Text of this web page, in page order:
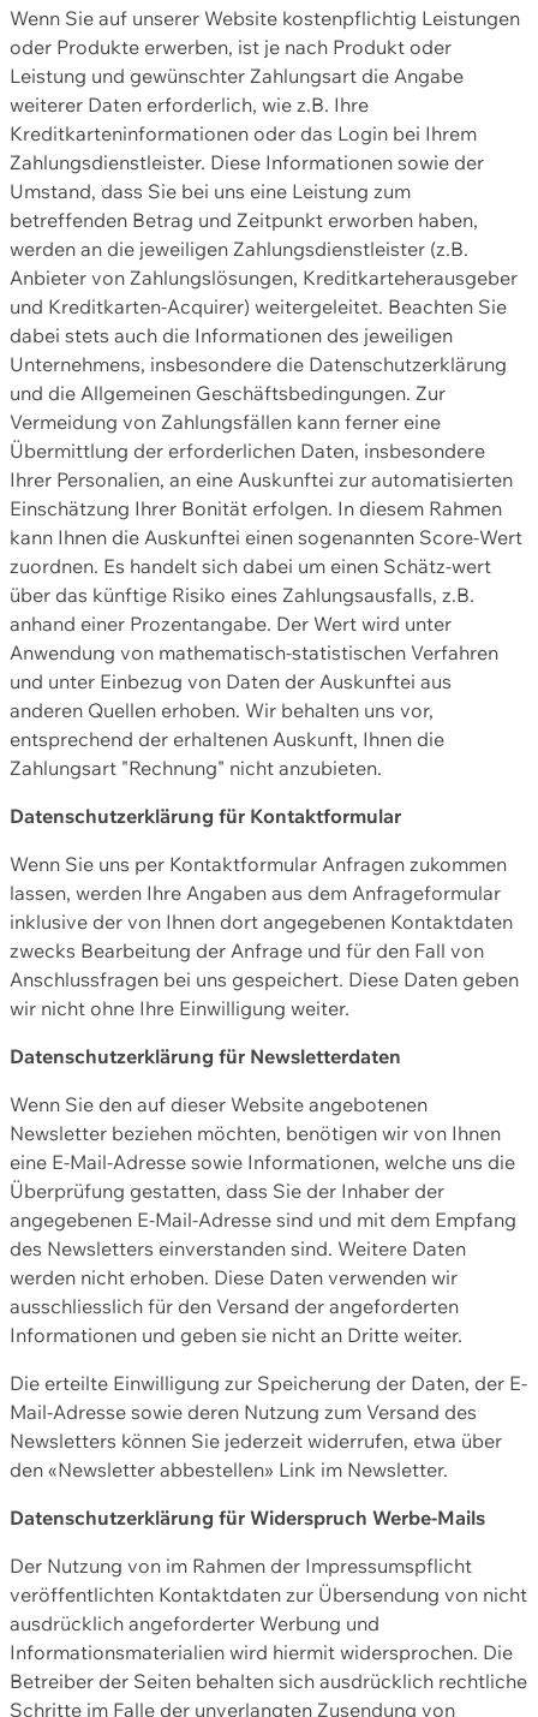
Wenn Sie auf unserer Website kostenpflichtig Leistungen
oder Produkte erwerben, ist je nach Produkt oder
Leistung und gewünschter Zahlungsart die Angabe
weiterer Daten erforderlich, wie z.B. Ihre
Kreditkarteninformationen oder das Login bei Ihrem
Zahlungsdienstleister. Diese Informationen sowie der
Umstand, dass Sie bei uns eine Leistung zum
betreffenden Betrag und Zeitpunkt erworben haben,
werden an die jeweiligen Zahlungsdienstleister (z.B.
Anbieter von Zahlungslösungen, Kreditkarteherausgeber
und Kreditkarten-Acquirer) weitergeleitet. Beachten Sie
dabei stets auch die Informationen des jeweiligen
Unternehmens, insbesondere die Datenschutzerklärung
und die Allgemeinen Geschäftsbedingungen. Zur
Vermeidung von Zahlungsfällen kann ferner eine
Übermittlung der erforderlichen Daten, insbesondere
Ihrer Personalien, an eine Auskunftei zur automatisierten
Einschätzung Ihrer Bonität erfolgen. In diesem Rahmen
kann Ihnen die Auskunftei einen sogenannten Score-Wert
zuordnen. Es handelt sich dabei um einen Schätz-wert
über das künftige Risiko eines Zahlungsausfalls, z.B.
anhand einer Prozentangabe. Der Wert wird unter
Anwendung von mathematisch-statistischen Verfahren
und unter Einbezug von Daten der Auskunftei aus
anderen Quellen erhoben. Wir behalten uns vor,
entsprechend der erhaltenen Auskunft, Ihnen die
Zahlungsart "Rechnung" nicht anzubieten.
Datenschutzerklärung für Kontaktformular
Wenn Sie uns per Kontaktformular Anfragen zukommen
lassen, werden Ihre Angaben aus dem Anfrageformular
inklusive der von Ihnen dort angegebenen Kontaktdaten
zwecks Bearbeitung der Anfrage und für den Fall von
Anschlussfragen bei uns gespeichert. Diese Daten geben
wir nicht ohne Ihre Einwilligung weiter.
Datenschutzerklärung für Newsletterdaten
Wenn Sie den auf dieser Website angebotenen
Newsletter beziehen möchten, benötigen wir von Ihnen
eine E-Mail-Adresse sowie Informationen, welche uns die
Überprüfung gestatten, dass Sie der Inhaber der
angegebenen E-Mail-Adresse sind und mit dem Empfang
des Newsletters einverstanden sind. Weitere Daten
werden nicht erhoben. Diese Daten verwenden wir
ausschliesslich für den Versand der angeforderten
Informationen und geben sie nicht an Dritte weiter.
Die erteilte Einwilligung zur Speicherung der Daten, der E-
Mail-Adresse sowie deren Nutzung zum Versand des
Newsletters können Sie jederzeit widerrufen, etwa über
den «Newsletter abbestellen» Link im Newsletter.
Datenschutzerklärung für Widerspruch Werbe-Mails
Der Nutzung von im Rahmen der Impressumspflicht
veröffentlichten Kontaktdaten zur Übersendung von nicht
ausdrücklich angeforderter Werbung und
Informationsmaterialien wird hiermit widersprochen. Die
Betreiber der Seiten behalten sich ausdrücklich rechtliche
Schritte im Falle der unverlangten Zusendung von